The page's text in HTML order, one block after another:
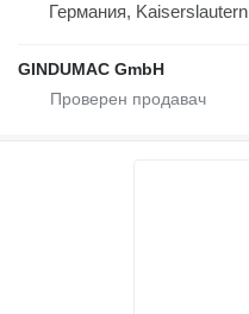
Германия, Kaiserslautern
GINDUMAC GmbH